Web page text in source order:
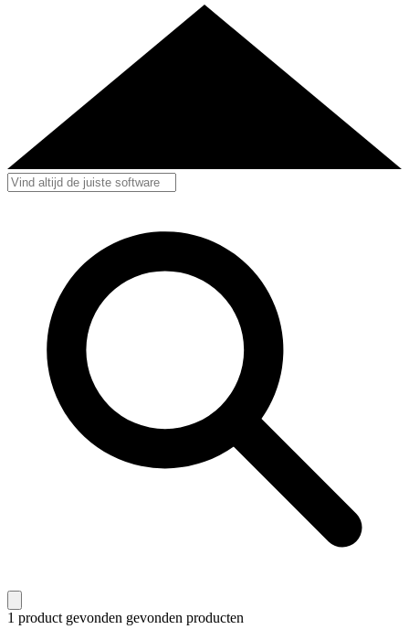
1 product gevonden gevonden producten